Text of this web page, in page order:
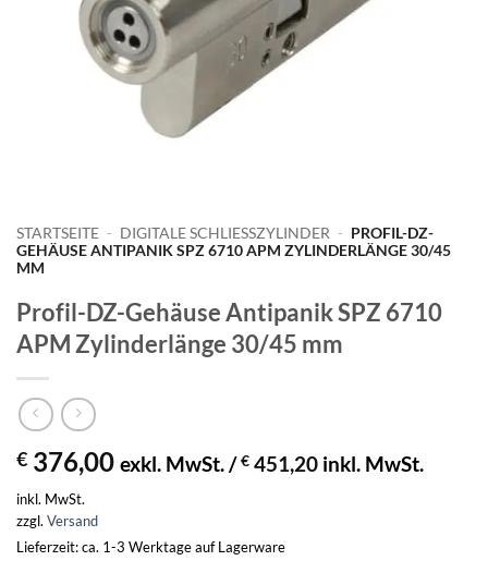
STARTSEITE - DIGITALE SCHLIESSZYLINDER - PROFIL-DZ-
GEHÄUSE ANTIPANIK SPZ 6710 APM ZYLINDERLÄNGE 30/45
MM
Profil-DZ-Gehäuse Antipanik SPZ 6710
APM Zylinderlänge 30/45 mm
€ 376,00 exkl. MwSt. /€ 451,20 inkl. MwSt.
inkl. MwSt.
zzgl. Versand
Lieferzeit: ca. 1-3 Werktage auf Lagerware